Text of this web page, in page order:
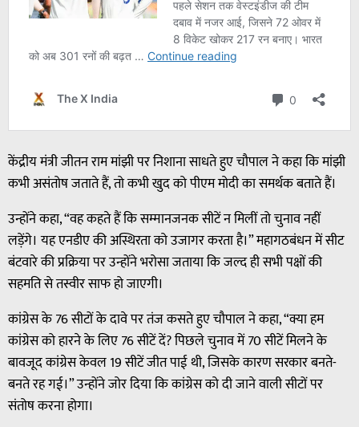
केंद्रीय मंत्री जीतन राम मांझी पर निशाना साधते हुए चौपाल ने कहा कि मांझी
कभी असंतोष जताते हैं, तो कभी खुद को पीएम मोदी का समर्थक बताते हैं।
उन्होंने कहा, “वह कहते हैं कि सम्मानजनक सीटें न मिलीं तो चुनाव नहीं
लड़ेंगे। यह एनडीए की अस्थिरता को उजागर करता है।” महागठबंधन में सीट
बंटवारे की प्रक्रिया पर उन्होंने भरोसा जताया कि जल्द ही सभी पक्षों की
सहमति से तस्वीर साफ हो जाएगी।
कांग्रेस के 76 सीटों के दावे पर तंज कसते हुए चौपाल ने कहा, “क्या हम
कांग्रेस को हारने के लिए 76 सीटें दें? पिछले चुनाव में 70 सीटें मिलने के
बावजूद कांग्रेस केवल 19 सीटें जीत पाई थी, जिसके कारण सरकार बनते-
बनते रह गई।” उन्होंने जोर दिया कि कांग्रेस को दी जाने वाली सीटों पर
संतोष करना होगा।